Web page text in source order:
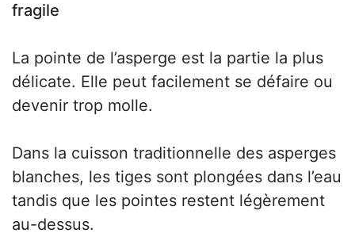
fragile
La pointe de l’asperge est la partie la plus
délicate. Elle peut facilement se défaire ou
devenir trop molle.
Dans la cuisson traditionnelle des asperges
blanches, les tiges sont plongées dans l’eau
tandis que les pointes restent légèrement
au-dessus.